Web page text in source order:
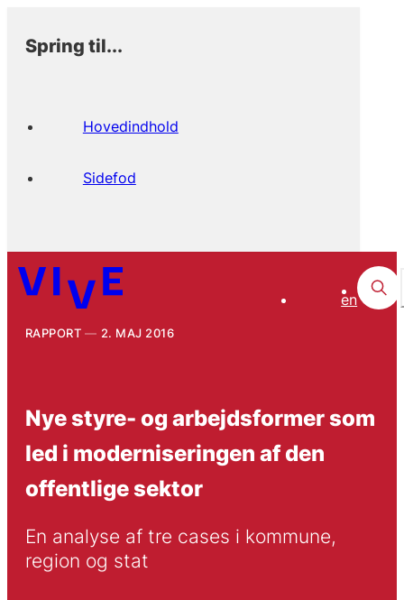
Spring til...
Hovedindhold
Sidefod
en
RAPPORT 2. MAJ 2016
Nye styre- og arbejdsformer som
led i moderniseringen af den
offentlige sektor
En analyse af tre cases i kommune,
region og stat